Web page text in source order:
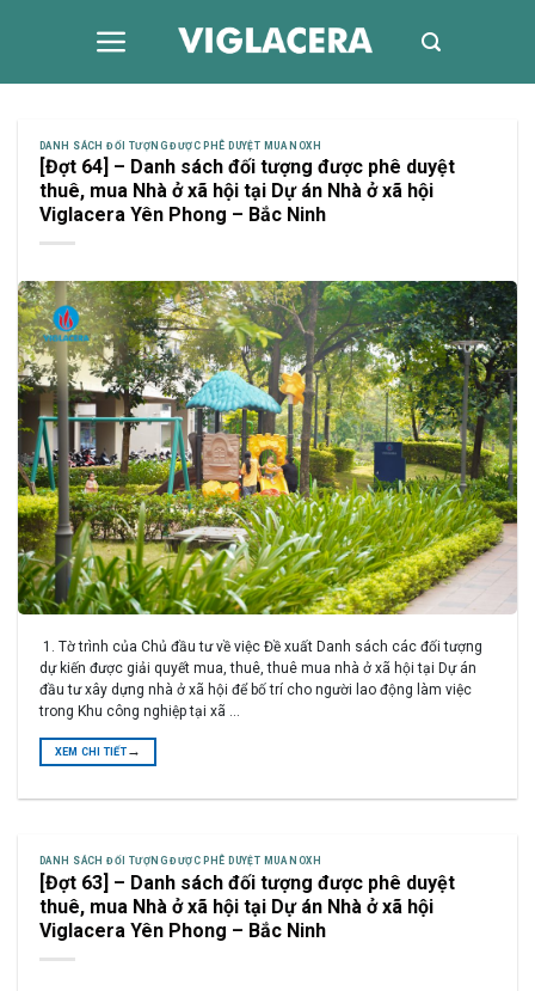
DANH SÁCH ĐỐI TƯỢNG ĐƯỢC PHÊ DUYỆT MUA NOXH
[Đợt 64] – Danh sách đối tượng được phê duyệt
thuê, mua Nhà ở xã hội tại Dự án Nhà ở xã hội
Viglacera Yên Phong – Bắc Ninh
1. Tờ trình của Chủ đầu tư về việc Đề xuất Danh sách các đối tượng
dự kiến được giải quyết mua, thuê, thuê mua nhà ở xã hội tại Dự án
đầu tư xây dựng nhà ở xã hội để bố trí cho người lao động làm việc
trong Khu công nghiệp tại xã …
XEM CHI TIẾT →
DANH SÁCH ĐỐI TƯỢNG ĐƯỢC PHÊ DUYỆT MUA NOXH
[Đợt 63] – Danh sách đối tượng được phê duyệt
thuê, mua Nhà ở xã hội tại Dự án Nhà ở xã hội
Viglacera Yên Phong – Bắc Ninh